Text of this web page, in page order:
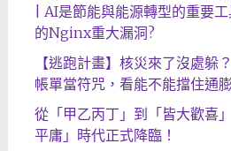
| AI是節能與能源轉型的重要
的Nginx重大漏洞?
【逃跑計畫】核災來了沒處躲
帳單當符咒，看能不能擋住通
從「甲乙丙丁」到「皆大歡喜
平庸」時代正式降臨！